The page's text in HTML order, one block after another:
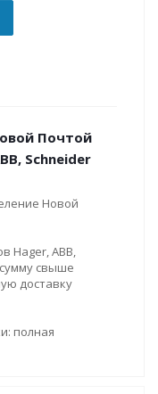
Почтой
Schneider
Новой
Hager, ABB,
свыше
доставку
полная